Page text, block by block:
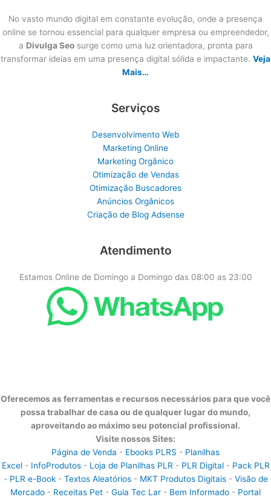
No vasto mundo digital em constante evolução, onde a presença
online se tornou essencial para qualquer empresa ou empreendedor,
a Divulga Seosurge como uma luz orientadora, pronta para
transformar ideias em uma presença digital sólida e impactante. Veja
Mais…
Serviços
Desenvolvimento Web
Marketing Online
Marketing Orgânico
Otimização de Vendas
Otimização Buscadores
Anúncios Orgânicos
Criação de Blog Adsense
Atendimento
Estamos Online de Domingo a Domingo das 08:00 as 23:00
Oferecemos as ferramentas e recursos necessários para que você
possa trabalhar de casa ou de qualquer lugar do mundo,
aproveitando ao máximo seu potencial profissional.
Visite nossos Sites:
Página de Venda - Ebooks PLRS - Planilhas
Excel- InfoProdutos- Loja de Planilhas PLR - PLR Digital- Pack PLR
- PLR e-Book- Textos Aleatórios- MKT Produtos Digitais- Visão de
Mercado - Receitas Pet - Guia Tec Lar - Bem Informado - Portal